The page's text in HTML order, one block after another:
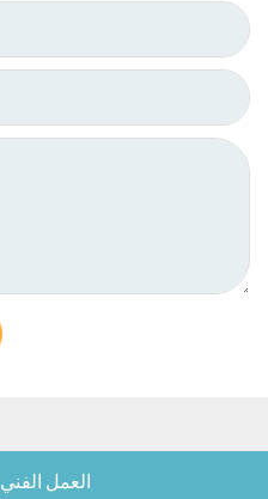
العمل الفني